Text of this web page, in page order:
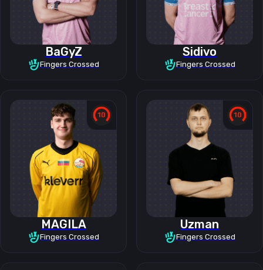
BaGyZ
Fingers Crossed
Sidivo
Fingers Crossed
MAGILA
Fingers Crossed
Uzman
Fingers Crossed